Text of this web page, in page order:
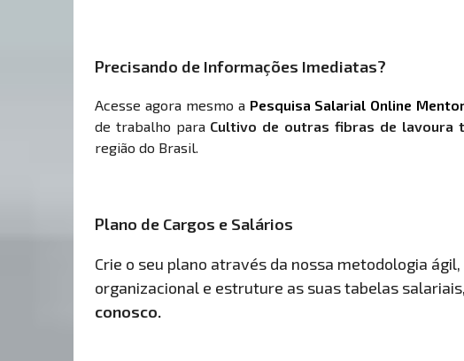
Precisando de Informações Imediatas?
Acesse agora mesmo a Pesquisa Salarial Online
de trabalho para Cultivo de outras fibras de lavoura
região do Brasil.
Plano de Cargos e Salários
Crie o seu plano através da nossa metodologia
organizacional e estruture as suas tabelas
conosco.